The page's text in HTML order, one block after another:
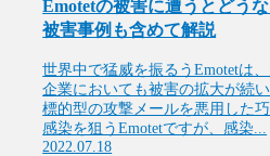
Emotetの被害に遭うとどう
被害事例も含めて解説
世界中で猛威を振るうEmotetは
企業においても被害の拡大が続い
標的型の攻撃メールを悪用した
感染を狙うEmotetですが、感染...
2022.07.18